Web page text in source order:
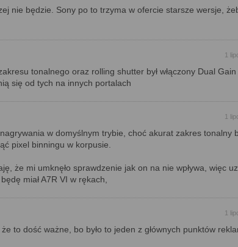
nie będzie. Sony po to trzyma w ofercie starsze wersje,
1
tonalnego oraz rolling shutter był włączony Dual
się od tych na innych portalach
1
w domyślnym trybie, choć akurat zakres tonalny
pixel binningu w korpusie.
że mi umknęło sprawdzenie jak on na nie wpływa, więc
miał A7R VI w rękach,
1
to dość ważne, bo było to jeden z głównych punktów